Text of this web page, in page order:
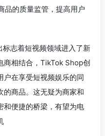
品的质量监管，提高用户
志着短视频领域进入了新
商相结合，TikTok Shop创
户在享受短视频娱乐的同
的商品。这无疑为商家和
和便捷的桥梁，有望为电